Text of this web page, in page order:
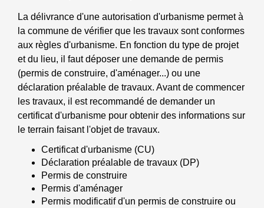
La délivrance d'une autorisation d'urbanisme permet à
la commune de vérifier que les travaux sont conformes
aux règles d'urbanisme. En fonction du type de projet
et du lieu, il faut déposer une demande de permis
(permis de construire, d'aménager...) ou une
déclaration préalable de travaux. Avant de commencer
les travaux, il est recommandé de demander un
certificat d'urbanisme pour obtenir des informations sur
le terrain faisant l'objet de travaux.
Certificat d'urbanisme (CU)
Déclaration préalable de travaux (DP)
Permis de construire
Permis d'aménager
Permis modificatif d'un permis de construire ou